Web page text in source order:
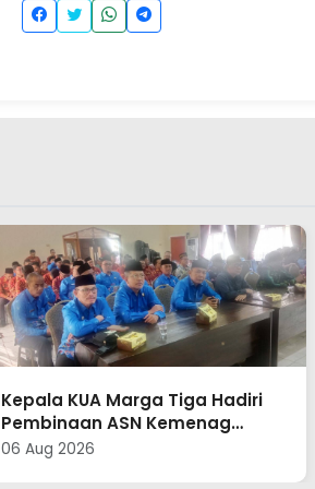
Kepala KUA Mataram Baru Hadiri
Pembinaan ASN, Doakan Plt.
Kepala Kemenag Lampung
06 Aug 2026